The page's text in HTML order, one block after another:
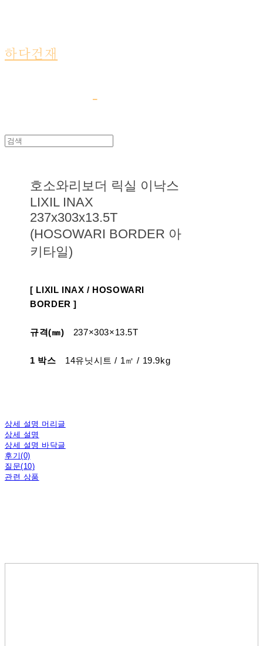
하다건재
호소와리보더 릭실 이낙스
LIXIL INAX
237x303x13.5T
(HOSOWARI BORDER 아
키타일)
[ LIXIL INAX / HOSOWARI
BORDER ]
규격(㎜) 237×303×13.5T
1 박스 14유닛시트 / 1㎡ / 19.9kg
상세 설명 머리글
상세 설명
상세 설명 바닥글
후기(0)
질문(10)
관련 상품